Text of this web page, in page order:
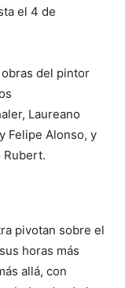
el 4 de
del pintor
Laureano
Felipe Alonso, y
Rubert.
pivotan sobre el
horas más
allá, con